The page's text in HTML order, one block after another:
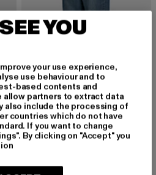
29,99 EUR
URBAN CLASSICS
90‘s Jeans Loose
20,00 EUR
Derzeitiger Preis: 20,00 EUR
49,99 EURAktionspreis:
YOU
your use experience,
use behaviour and to
based contents and
allow partners to extract data
also include the processing of
countries which do not have
If you want to change
By clicking on "Accept" you